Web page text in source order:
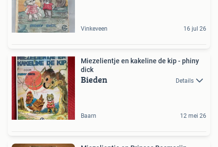
Vinkeveen 16 jul 26
Miezelientje en kakeline de kip - phiny
dick
Bieden Details
Baarn 12 mei 26